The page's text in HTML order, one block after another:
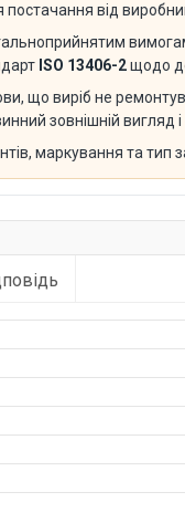
від
ISO 13406-2щодо
що виріб не
зовнішній
маркування та тип